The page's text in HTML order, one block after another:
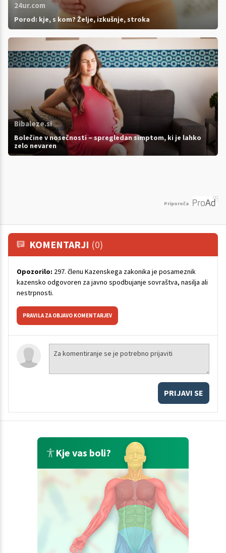
24ur.com
Porod: kje, s kom? Želje, izkušnje, stroka
Bibaleze.si
Bolečine v nosečnosti – spregledan simptom, ki je lahko
zelo nevaren
Priporoča
KOMENTARJI (0)
Opozorilo: 297. členu Kazenskega zakonika je posameznik
kazensko odgovoren za javno spodbujanje sovraštva, nasilja ali
nestrpnosti.
PRAVILA ZA OBJAVO KOMENTARJEV
PRIJAVI SE
Kje vas boli?